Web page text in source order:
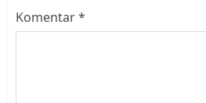
Komentar*